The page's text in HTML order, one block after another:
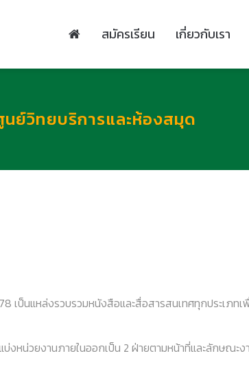
สมัครเรียน เกี่ยวกับเรา
นย์วิทยบริการและห้องสมุด
เป็นแหล่งรวบรวมหนังสือและสื่อสารสนเทศทุกประเภท
งหน่วยงานภายในออกเป็น 2 ฝ่ายตามหน้าที่และลักษณะ